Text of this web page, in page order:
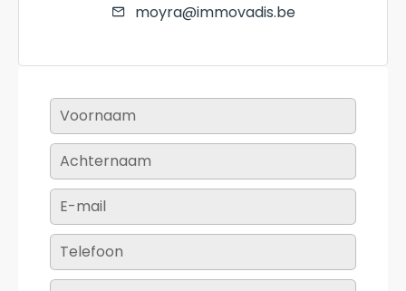
moyra@immovadis.be